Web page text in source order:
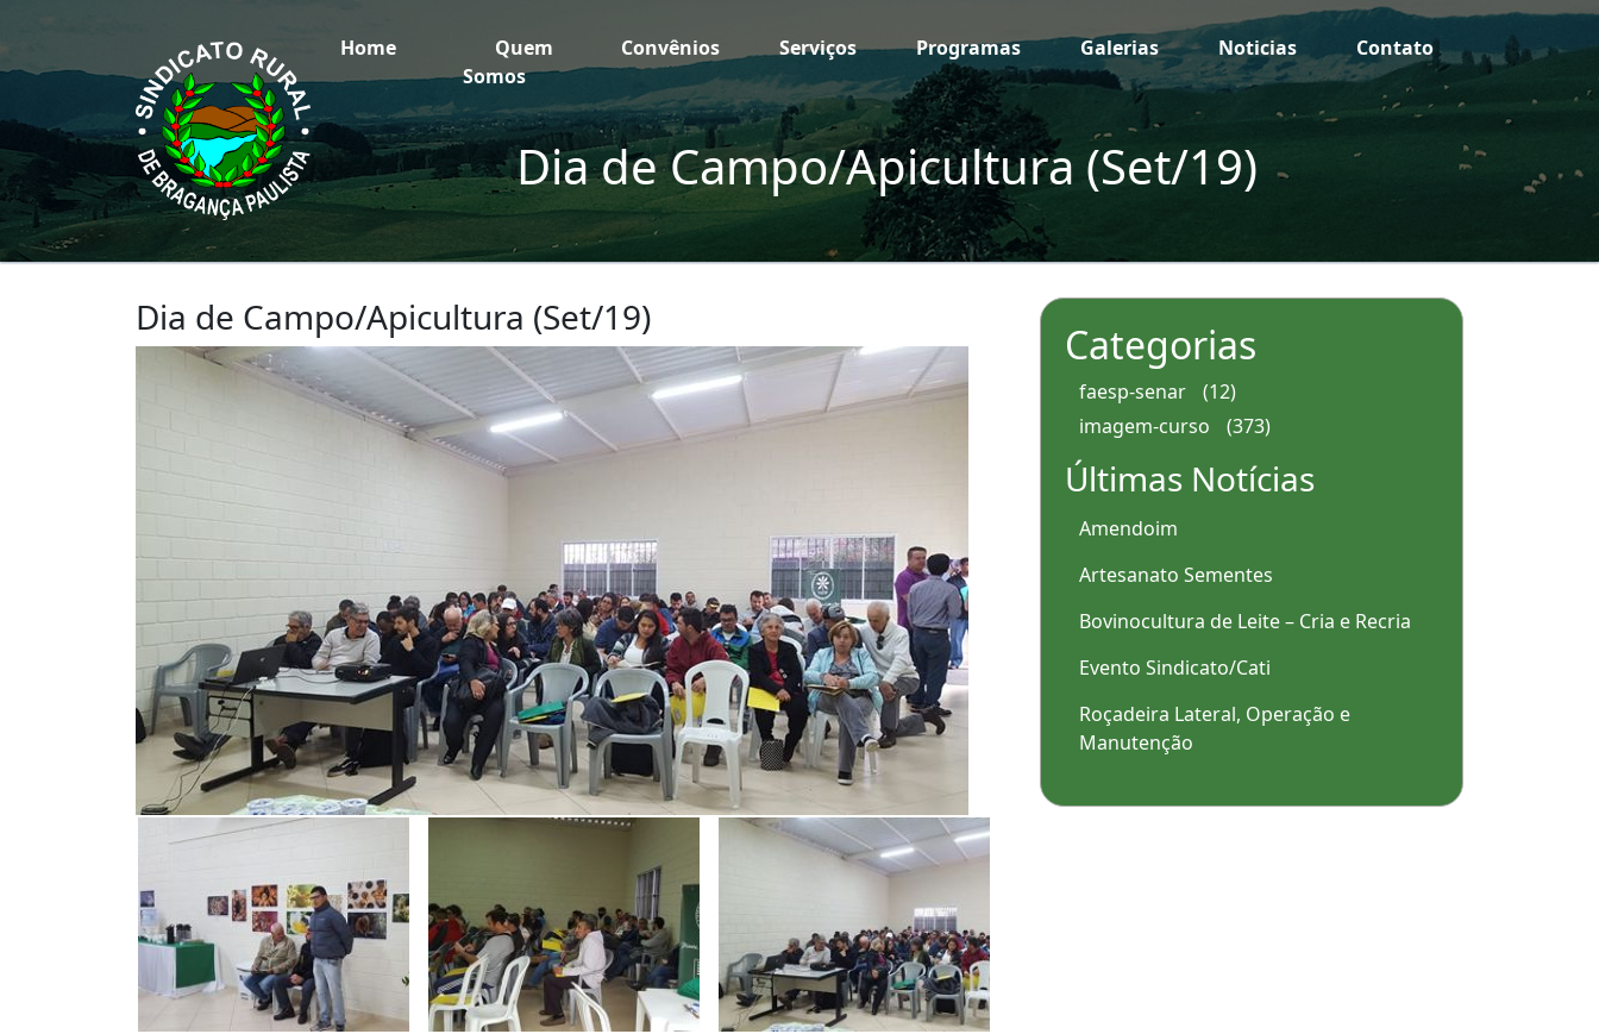
Home
Quem
Somos
Convênios Serviços Programas Galerias Noticias Contato
Dia de Campo/Apicultura (Set/19)
Dia de Campo/Apicultura (Set/19)
Categorias
faesp-senar
(12)
imagem-curso
(373)
Últimas Notícias
Amendoim
Artesanato Sementes
Bovinocultura de Leite – Cria e Recria
Evento Sindicato/Cati
Roçadeira Lateral, Operação e
Manutenção